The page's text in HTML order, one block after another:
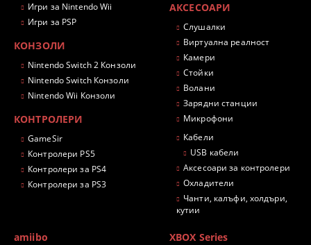
Игри за Nintendo Wii
Игри за PSP
КОНЗОЛИ
Nintendo Switch 2 Конзоли
Nintendo Switch Конзоли
Nintendo Wii Конзоли
КОНТРОЛЕРИ
GameSir
Контролери PS5
Контролери за PS4
Контролери за PS3
АКСЕСОАРИ
Слушалки
Виртуална реалност
Камери
Стойки
Волани
Зарядни станции
Микрофони
Кабели
USB кабели
Аксесоари за контролери
Охладители
Чанти, калъфи, холдъри,
кутии
amiibo
XBOX Series